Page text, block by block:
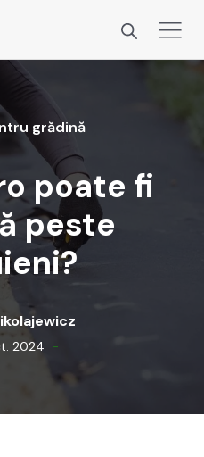
grăd­ină
poate fi
peste
2024 -